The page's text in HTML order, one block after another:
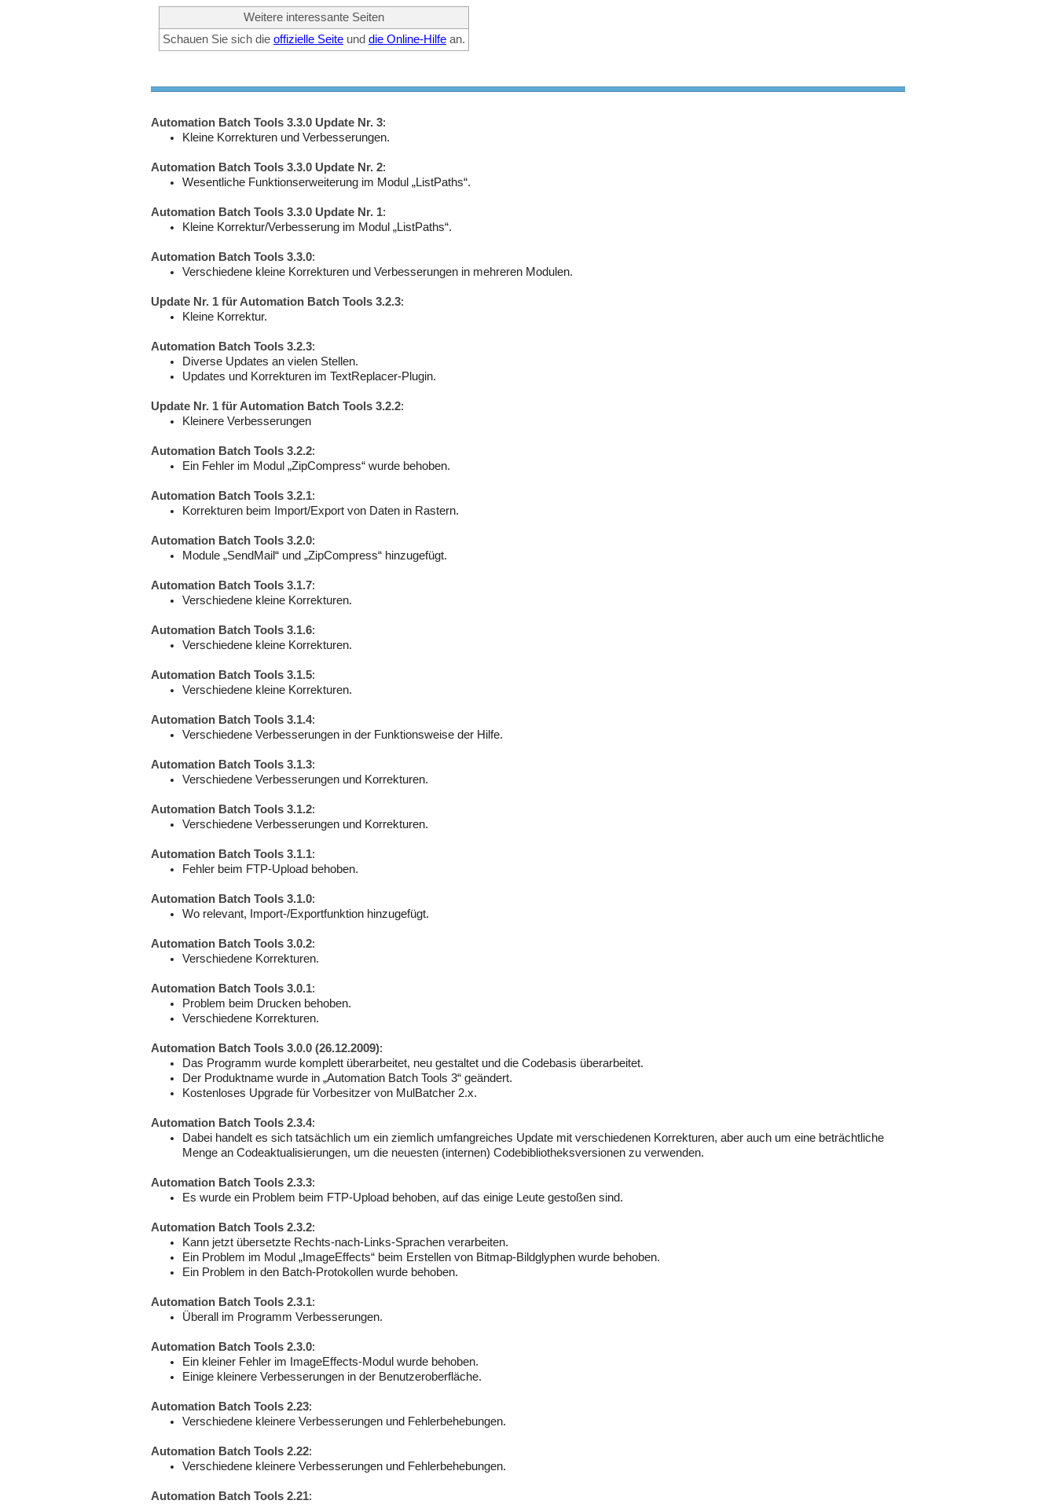
Weitere interessante Seiten
Schauen Sie sich die offizielle Seite und die Online-Hilfe an.
Automation Batch Tools 3.3.0 Update Nr. 3:
Kleine Korrekturen und Verbesserungen.
Automation Batch Tools 3.3.0 Update Nr. 2:
Wesentliche Funktionserweiterung im Modul „ListPaths“.
Automation Batch Tools 3.3.0 Update Nr. 1:
Kleine Korrektur/Verbesserung im Modul „ListPaths“.
Automation Batch Tools 3.3.0:
Verschiedene kleine Korrekturen und Verbesserungen in mehreren Modulen.
Update Nr. 1 für Automation Batch Tools 3.2.3:
Kleine Korrektur.
Automation Batch Tools 3.2.3:
Diverse Updates an vielen Stellen.
Updates und Korrekturen im TextReplacer-Plugin.
Update Nr. 1 für Automation Batch Tools 3.2.2:
Kleinere Verbesserungen
Automation Batch Tools 3.2.2:
Ein Fehler im Modul „ZipCompress“ wurde behoben.
Automation Batch Tools 3.2.1:
Korrekturen beim Import/Export von Daten in Rastern.
Automation Batch Tools 3.2.0:
Module „SendMail“ und „ZipCompress“ hinzugefügt.
Automation Batch Tools 3.1.7:
Verschiedene kleine Korrekturen.
Automation Batch Tools 3.1.6:
Verschiedene kleine Korrekturen.
Automation Batch Tools 3.1.5:
Verschiedene kleine Korrekturen.
Automation Batch Tools 3.1.4:
Verschiedene Verbesserungen in der Funktionsweise der Hilfe.
Automation Batch Tools 3.1.3:
Verschiedene Verbesserungen und Korrekturen.
Automation Batch Tools 3.1.2:
Verschiedene Verbesserungen und Korrekturen.
Automation Batch Tools 3.1.1:
Fehler beim FTP-Upload behoben.
Automation Batch Tools 3.1.0:
Wo relevant, Import-/Exportfunktion hinzugefügt.
Automation Batch Tools 3.0.2:
Verschiedene Korrekturen.
Automation Batch Tools 3.0.1:
Problem beim Drucken behoben.
Verschiedene Korrekturen.
Automation Batch Tools 3.0.0 (26.12.2009):
Das Programm wurde komplett überarbeitet, neu gestaltet und die Codebasis überarbeitet.
Der Produktname wurde in „Automation Batch Tools 3“ geändert.
Kostenloses Upgrade für Vorbesitzer von MulBatcher 2.x.
Automation Batch Tools 2.3.4:
Dabei handelt es sich tatsächlich um ein ziemlich umfangreiches Update mit verschiedenen Korrekturen, aber auch um eine beträchtliche
Menge an Codeaktualisierungen, um die neuesten (internen) Codebibliotheksversionen zu verwenden.
Automation Batch Tools 2.3.3:
Es wurde ein Problem beim FTP-Upload behoben, auf das einige Leute gestoßen sind.
Automation Batch Tools 2.3.2:
Kann jetzt übersetzte Rechts-nach-Links-Sprachen verarbeiten.
Ein Problem im Modul „ImageEffects“ beim Erstellen von Bitmap-Bildglyphen wurde behoben.
Ein Problem in den Batch-Protokollen wurde behoben.
Automation Batch Tools 2.3.1:
Überall im Programm Verbesserungen.
Automation Batch Tools 2.3.0:
Ein kleiner Fehler im ImageEffects-Modul wurde behoben.
Einige kleinere Verbesserungen in der Benutzeroberfläche.
Automation Batch Tools 2.23:
Verschiedene kleinere Verbesserungen und Fehlerbehebungen.
Automation Batch Tools 2.22:
Verschiedene kleinere Verbesserungen und Fehlerbehebungen.
Automation Batch Tools 2.21: